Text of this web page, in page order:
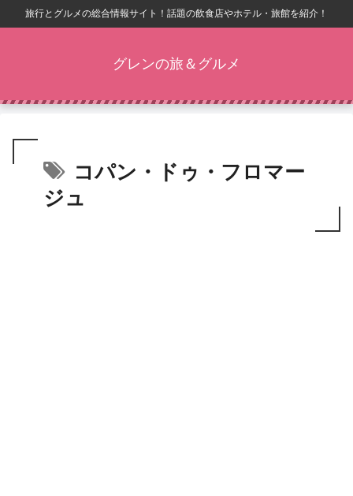
旅行とグルメの総合情報サイト！話題の飲食店やホテル・旅館を紹介！
グレンの旅＆グルメ
コパン・ドゥ・フロマー
ジュ